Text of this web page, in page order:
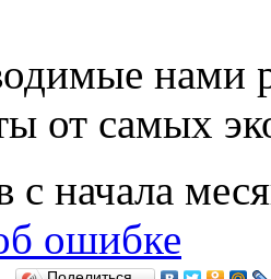
нами
от самых
с начала
ошибке